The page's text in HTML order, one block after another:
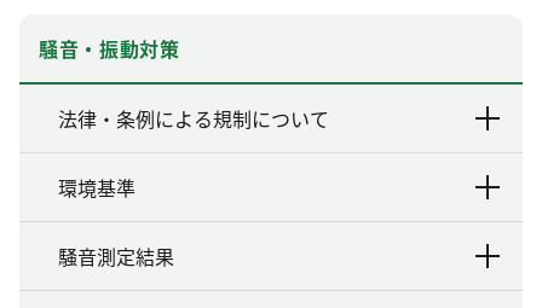
騒音・振動対策
法律・条例による規制について
環境基準
騒音測定結果